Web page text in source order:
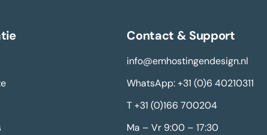
Contact & Support
info@emhostingendesign.nl
WhatsApp: +31 (0)6 40210311
T +31 (0)166 700204
Ma – Vr 9:00 – 17:30